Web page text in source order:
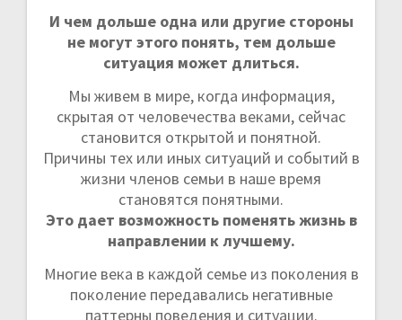
И чем дольше одна или другие стороны
не могут этого понять, тем дольше
ситуация может длиться.
Мы живем в мире, когда информация,
скрытая от человечества веками, сейчас
становится открытой и понятной.
Причины тех или иных ситуаций и событий в
жизни членов семьи в наше время
становятся понятными.
Это дает возможность поменять жизнь в
направлении к лучшему.
Многие века в каждой семье из поколения в
поколение передавались негативные
паттерны поведения и ситуации.